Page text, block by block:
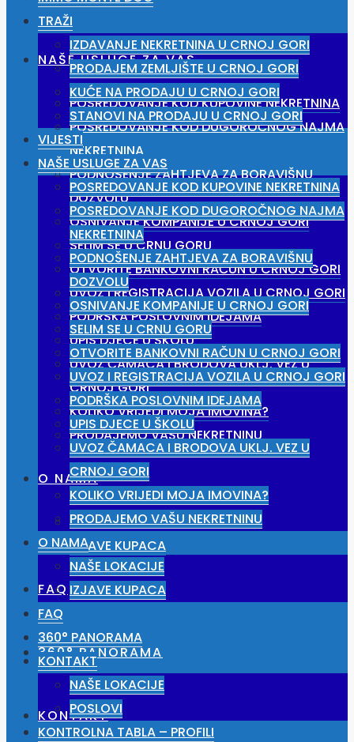
NAŠE USLUGE ZA VAS
POSREDOVANJE KOD KUPOVINE NEKRETNINA
POSREDOVANJE KOD DUGOROČNOG NAJMA
NEKRETNINA
PODNOŠENJE ZAHTJEVA ZA BORAVIŠNU
DOZVOLU
OSNIVANJE KOMPANIJE U CRNOJ GORI
SELIM SE U CRNU GORU
OTVORITE BANKOVNI RAČUN U CRNOJ GORI
UVOZ I REGISTRACIJA VOZILA U CRNOJ GORI
PODRŠKA POSLOVNIM IDEJAMA
UPIS DJECE U ŠKOLU
UVOZ ČAMACA I BRODOVA UKLJ. VEZ U
CRNOJ GORI
KOLIKO VRIJEDI MOJA IMOVINA?
PRODAJEMO VAŠU NEKRETNINU
O NAMA
NAŠE LOKACIJE
IZJAVE KUPACA
FAQ
360° PANORAMA
KONTAKT
TRAŽI
IZDAVANJE NEKRETNINA U CRNOJ GORI
PRODAJEM ZEMLJIŠTE U CRNOJ GORI
KUĆE NA PRODAJU U CRNOJ GORI
STANOVI NA PRODAJU U CRNOJ GORI
VIJESTI
NAŠE USLUGE ZA VAS
POSREDOVANJE KOD KUPOVINE NEKRETNINA
POSREDOVANJE KOD DUGOROČNOG NAJMA
NEKRETNINA
PODNOŠENJE ZAHTJEVA ZA BORAVIŠNU
DOZVOLU
OSNIVANJE KOMPANIJE U CRNOJ GORI
SELIM SE U CRNU GORU
OTVORITE BANKOVNI RAČUN U CRNOJ GORI
UVOZ I REGISTRACIJA VOZILA U CRNOJ GORI
PODRŠKA POSLOVNIM IDEJAMA
UPIS DJECE U ŠKOLU
UVOZ ČAMACA I BRODOVA UKLJ. VEZ U
CRNOJ GORI
KOLIKO VRIJEDI MOJA IMOVINA?
PRODAJEMO VAŠU NEKRETNINU
O NAMA
NAŠE LOKACIJE
IZJAVE KUPACA
FAQ
360° PANORAMA
KONTAKT
NAŠE LOKACIJE
POSLOVI
KONTROLNA TABLA – PROFILI